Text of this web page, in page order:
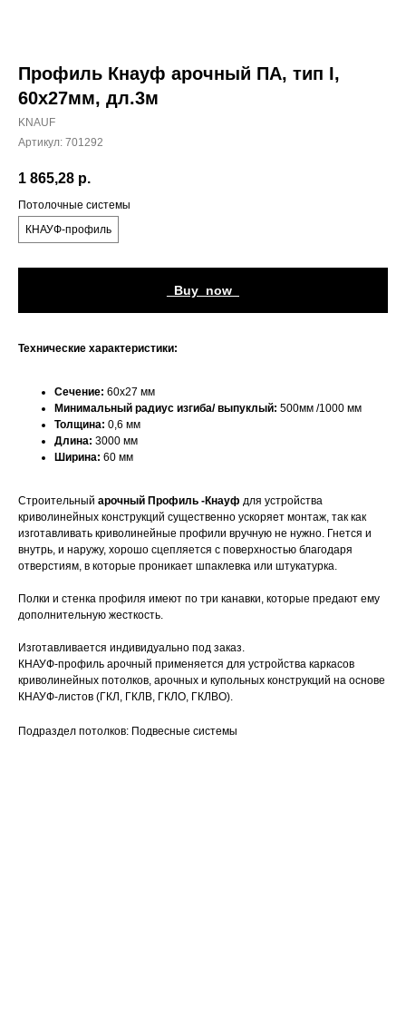
Профиль Кнауф арочный ПА, тип I,
60х27мм, дл.3м
KNAUF
Артикул: 701292
1 865,28 р.
Потолочные системы
КНАУФ-профиль
_Buy_now_
Технические характеристики:
Сечение: 60х27 мм
Минимальный радиус изгиба/ выпуклый: 500мм /1000 мм
Толщина: 0,6 мм
Длина: 3000 мм
Ширина: 60 мм
Строительный арочный Профиль -Кнауф для устройства
криволинейных конструкций существенно ускоряет монтаж, так как
изготавливать криволинейные профили вручную не нужно. Гнется и
внутрь, и наружу, хорошо сцепляется с поверхностью благодаря
отверстиям, в которые проникает шпаклевка или штукатурка.
Полки и стенка профиля имеют по три канавки, которые предают ему
дополнительную жесткость.
Изготавливается индивидуально под заказ.
КНАУФ-профиль арочный применяется для устройства каркасов
криволинейных потолков, арочных и купольных конструкций на основе
КНАУФ-листов (ГКЛ, ГКЛВ, ГКЛО, ГКЛВО).
Подраздел потолков: Подвесные системы